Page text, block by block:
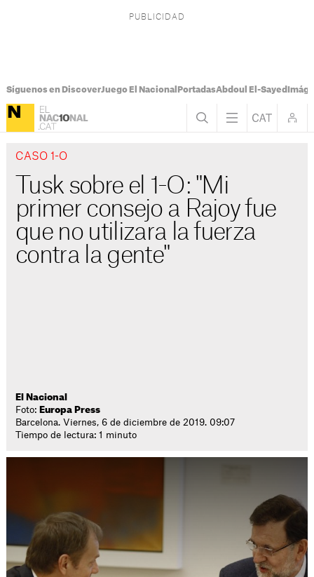
Síguenos en DiscoverJuego El Nacional PortadasAbdoul El-Sayed
CASO 1-O
Tusk sobre el 1-O: "Mi
primer consejo a Rajoy fue
que no utilizara la fuerza
contra la gente"
El Nacional
Foto: Europa Press
Barcelona. Viernes, 6 de diciembre de 2019. 09:07
Tiempo de lectura: 1 minuto